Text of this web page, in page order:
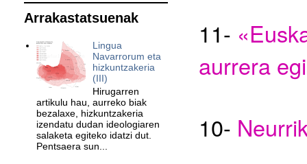
11-
aurrera
10-
Arrakastatsuenak
Lingua
Navarrorum eta
hizkuntzakeria
(III)
Hirugarren
artikulu hau, aurreko biak
bezalaxe, hizkuntzakeria
izendatu dudan ideologiaren
salaketa egiteko idatzi dut.
Pentsaera sun...